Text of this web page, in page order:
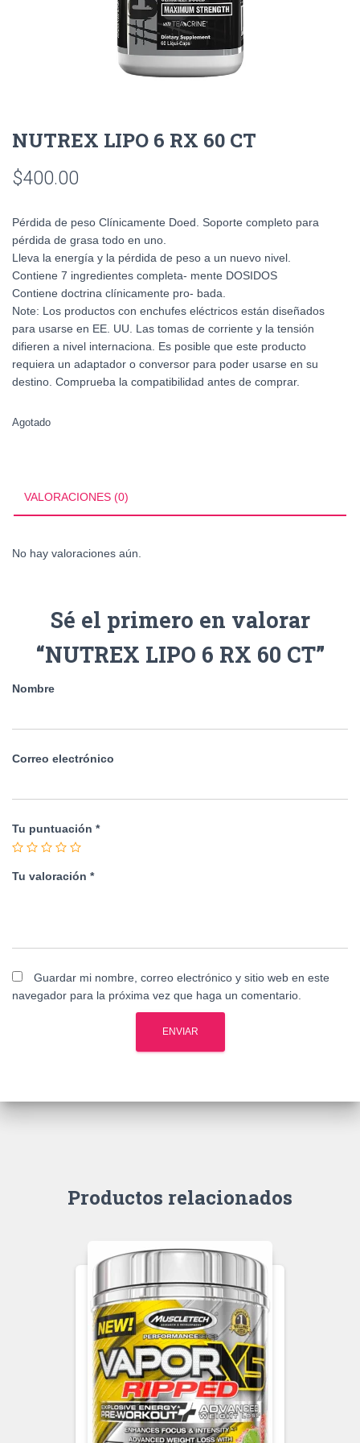
NUTREX LIPO 6 RX 60 CT
$400.00
Pérdida de peso Clínicamente Doed. Soporte completo para
pérdida de grasa todo en uno.
Lleva la energía y la pérdida de peso a un nuevo nivel.
Contiene 7 ingredientes completa- mente DOSIDOS
Contiene doctrina clínicamente pro- bada.
Note: Los productos con enchufes eléctricos están diseñados
para usarse en EE. UU. Las tomas de corriente y la tensión
difieren a nivel internaciona. Es posible que este producto
requiera un adaptador o conversor para poder usarse en su
destino. Comprueba la compatibilidad antes de comprar.
Agotado
VALORACIONES (0)
No hay valoraciones aún.
Sé el primero en valorar
“NUTREX LIPO 6 RX 60 CT”
Nombre
Correo electrónico
Tu puntuación *
Tu valoración *
Guardar mi nombre, correo electrónico y sitio web en este
navegador para la próxima vez que haga un comentario.
Productos relacionados